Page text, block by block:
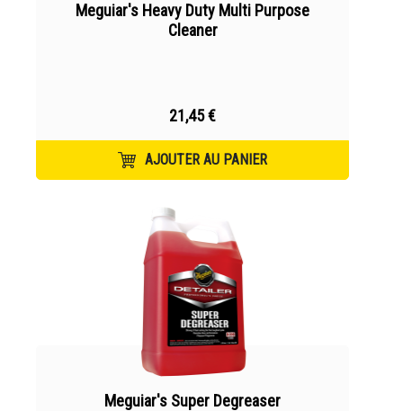
Meguiar's Heavy Duty Multi Purpose
Cleaner
21,45 €
AJOUTER AU PANIER
Meguiar's Super Degreaser